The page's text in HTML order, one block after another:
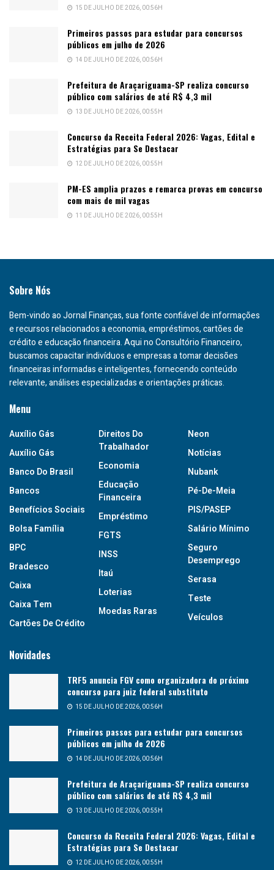
15 DE JULHO DE 2026, 00:56H
Primeiros passos para estudar para concursos
públicos em julho de 2026
14 DE JULHO DE 2026, 00:56H
Prefeitura de Araçariguama-SP realiza concurso
público com salários de até R$ 4,3 mil
13 DE JULHO DE 2026, 00:55H
Concurso da Receita Federal 2026: Vagas, Edital e
Estratégias para Se Destacar
12 DE JULHO DE 2026, 00:55H
PM-ES amplia prazos e remarca provas em concurso
com mais de mil vagas
11 DE JULHO DE 2026, 00:55H
Sobre Nós
Bem-vindo ao Jornal Finanças, sua fonte confiável de informações
e recursos relacionados a economia, empréstimos, cartões de
crédito e educação financeira. Aqui no Consultório Financeiro,
buscamos capacitar indivíduos e empresas a tomar decisões
financeiras informadas e inteligentes, fornecendo conteúdo
relevante, análises especializadas e orientações práticas.
Menu
Auxílio Gás
Auxílio Gás
Banco Do Brasil
Bancos
Benefícios Sociais
Bolsa Família
BPC
Bradesco
Caixa
Caixa Tem
Cartões De Crédito
Direitos Do
Trabalhador
Economia
Educação
Financeira
Empréstimo
FGTS
INSS
Itaú
Loterias
Moedas Raras
Neon
Notícias
Nubank
Pé-De-Meia
PIS/PASEP
Salário Mínimo
Seguro
Desemprego
Serasa
Teste
Veículos
Novidades
TRF5 anuncia FGV como organizadora do próximo
concurso para juiz federal substituto
15 DE JULHO DE 2026, 00:56H
Primeiros passos para estudar para concursos
públicos em julho de 2026
14 DE JULHO DE 2026, 00:56H
Prefeitura de Araçariguama-SP realiza concurso
público com salários de até R$ 4,3 mil
13 DE JULHO DE 2026, 00:55H
Concurso da Receita Federal 2026: Vagas, Edital e
Estratégias para Se Destacar
12 DE JULHO DE 2026, 00:55H